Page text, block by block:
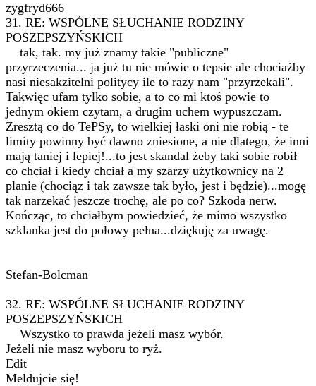
zygfryd666
31. RE: WSPÓLNE SŁUCHANIE RODZINY
POSZEPSZYŃSKICH
tak, tak. my już znamy takie "publiczne"
przyrzeczenia... ja już tu nie mówie o tepsie ale chociażby
nasi niesakzitelni politycy ile to razy nam "przyrzekali".
Takwięc ufam tylko sobie, a to co mi ktoś powie to
jednym okiem czytam, a drugim uchem wypuszczam.
Zresztą co do TePSy, to wielkiej łaski oni nie robią - te
limity powinny być dawno zniesione, a nie dlatego, że inni
mają taniej i lepiej!...to jest skandal żeby taki sobie robił
co chciał i kiedy chciał a my szarzy użytkownicy na 2
planie (chociąz i tak zawsze tak było, jest i będzie)...mogę
tak narzekać jeszcze trochę, ale po co? Szkoda nerw.
Kończąc, to chciałbym powiedzieć, że mimo wszystko
szklanka jest do połowy pełna...dziękuję za uwagę.
Stefan-Bolcman
32. RE: WSPÓLNE SŁUCHANIE RODZINY
POSZEPSZYŃSKICH
Wszystko to prawda jeżeli masz wybór.
Jeżeli nie masz wyboru to ryż.
Edit
Meldujcie się!